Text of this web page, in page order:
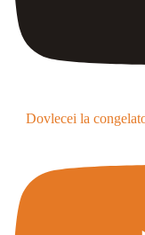
Dovlecei la